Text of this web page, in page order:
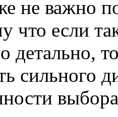
не важно
что если
детально,
сильного